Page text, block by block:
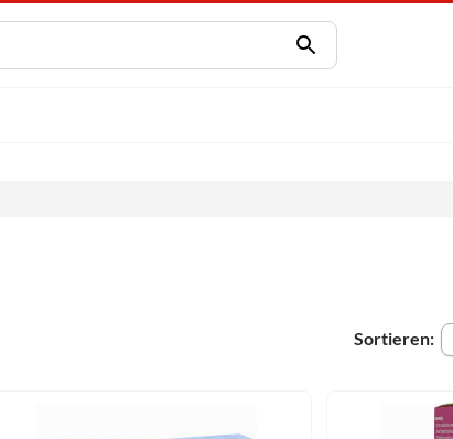
Sortieren: